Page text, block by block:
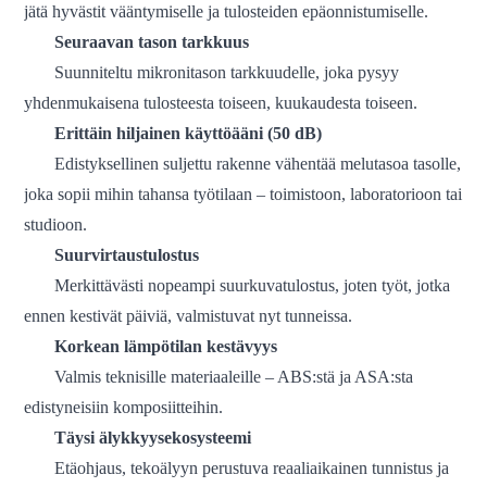
jätä hyvästit vääntymiselle ja tulosteiden epäonnistumiselle.
Seuraavan tason tarkkuus
Suunniteltu mikronitason tarkkuudelle, joka pysyy
yhdenmukaisena tulosteesta toiseen, kuukaudesta toiseen.
Erittäin hiljainen käyttöääni (50 dB)
Edistyksellinen suljettu rakenne vähentää melutasoa tasolle,
joka sopii mihin tahansa työtilaan – toimistoon, laboratorioon tai
studioon.
Suurvirtaustulostus
Merkittävästi nopeampi suurkuvatulostus, joten työt, jotka
ennen kestivät päiviä, valmistuvat nyt tunneissa.
Korkean lämpötilan kestävyys
Valmis teknisille materiaaleille – ABS:stä ja ASA:sta
edistyneisiin komposiitteihin.
Täysi älykkyysekosysteemi
Etäohjaus, tekoälyyn perustuva reaaliaikainen tunnistus ja